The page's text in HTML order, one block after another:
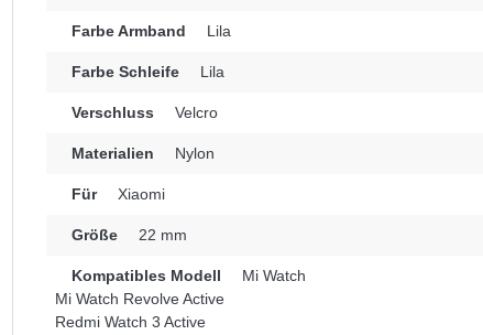
Farbe Armband Lila
Farbe Schleife Lila
Verschluss Velcro
Materialien Nylon
Für Xiaomi
Größe 22 mm
Kompatibles Modell
Mi Watch
Mi Watch Revolve Active
Redmi Watch 3 Active